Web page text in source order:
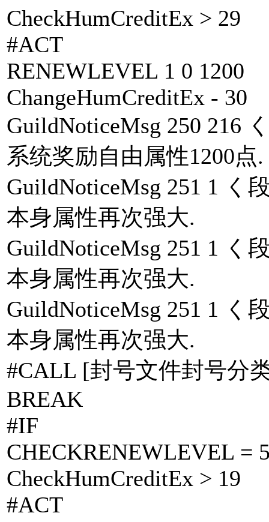
CheckHumCreditEx > 29
#ACT
RENEWLEVEL 1 0 1200
ChangeHumCreditEx - 30
GuildNoticeMsg 250 216
系统奖励自由属性1200点.
GuildNoticeMsg 251 1 く
本身属性再次强大.
GuildNoticeMsg 251 1 く
本身属性再次强大.
GuildNoticeMsg 251 1 く
本身属性再次强大.
#CALL [封号文件封号分
BREAK
#IF
CHECKRENEWLEVEL =
CheckHumCreditEx > 19
#ACT